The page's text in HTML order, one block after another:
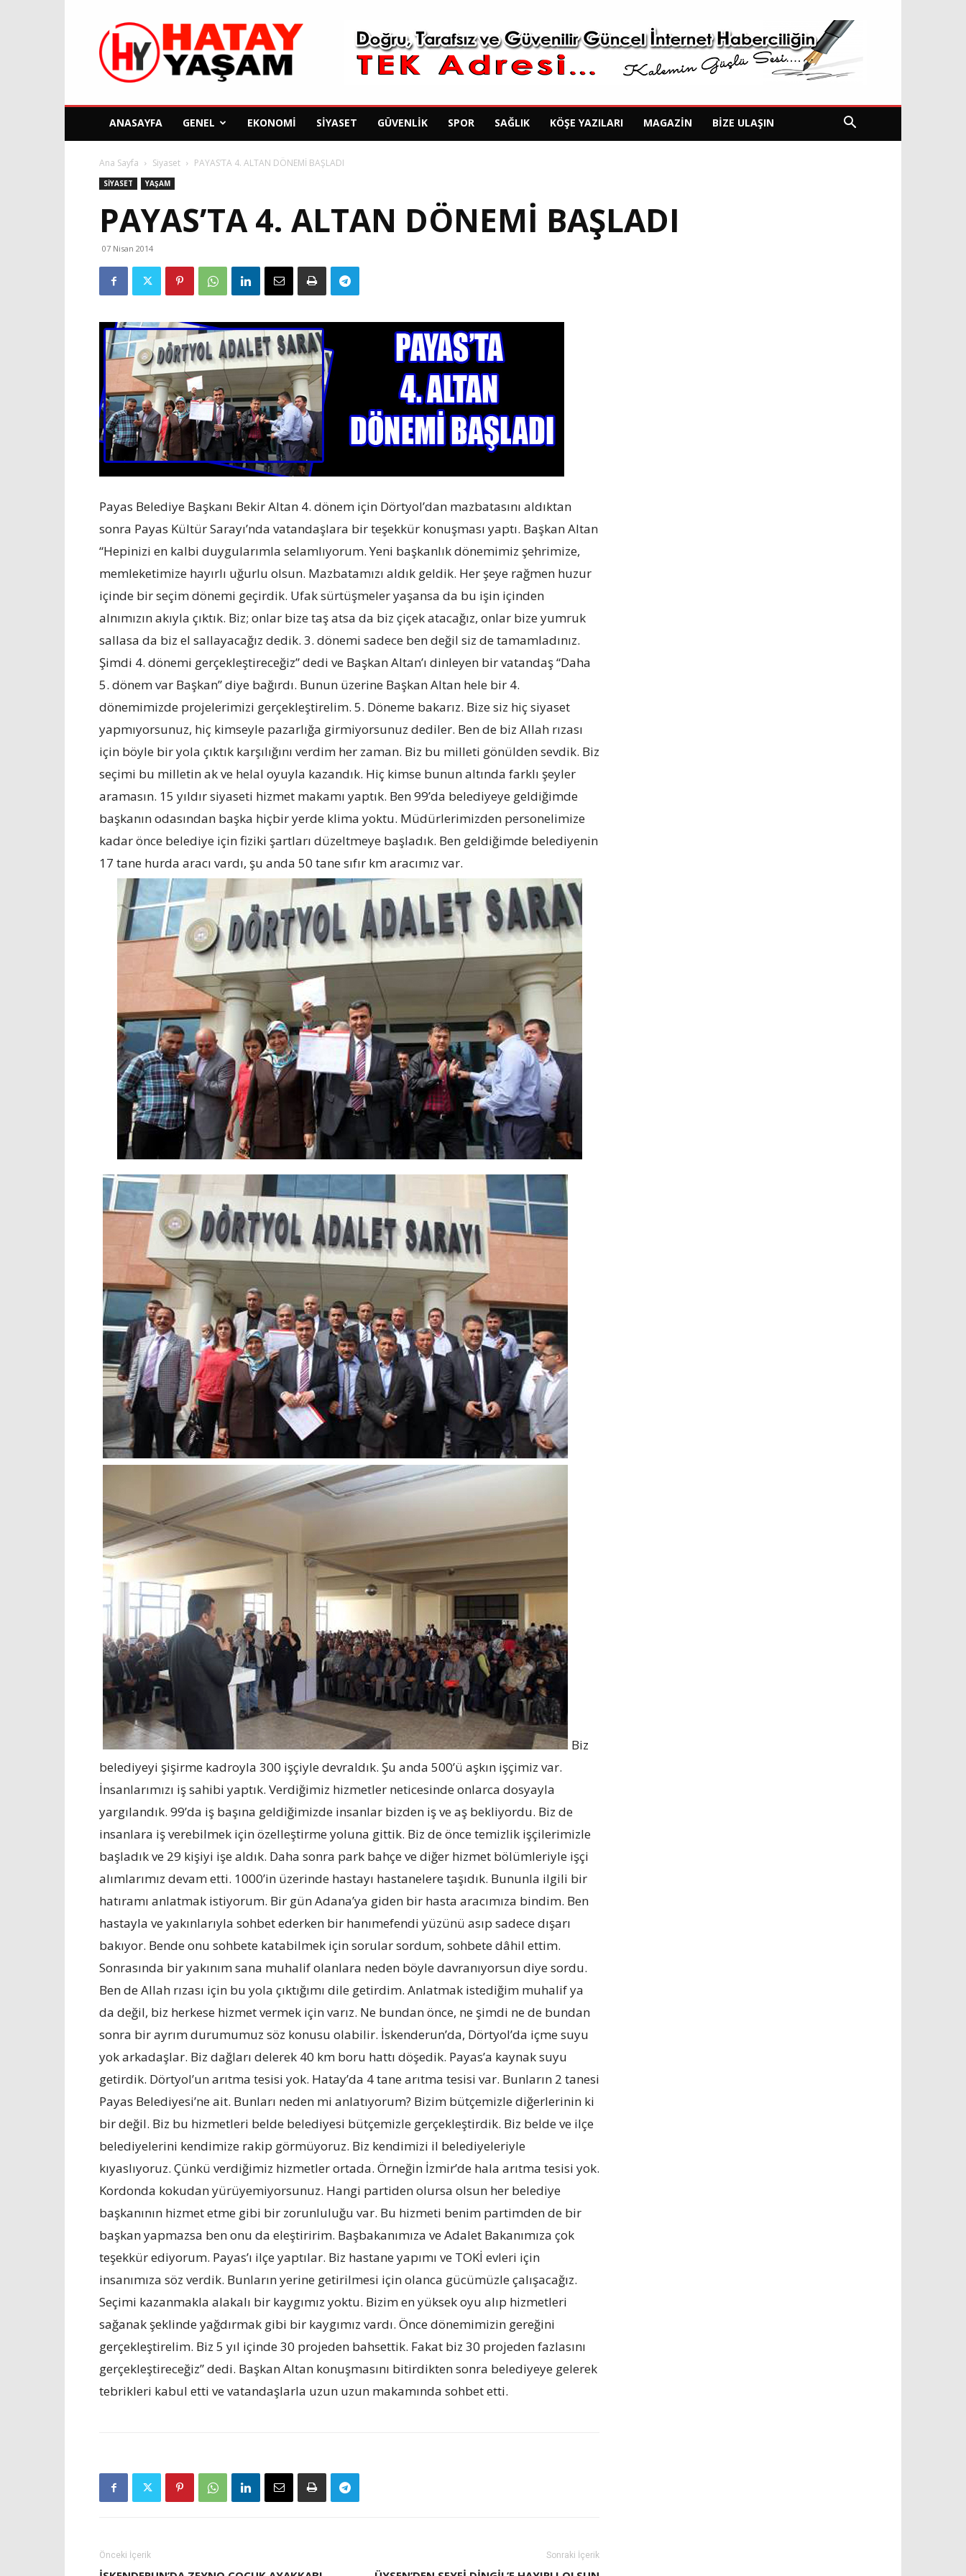
Hatay
Yaşam
Gazetesi
ANASAYFA GENEL EKONOMI SIYASET GÜVENLIK SPOR SAĞLIK KÖŞE YAZILARI MAGAZIN BIZE ULAŞIN
Ana Sayfa Siyaset PAYAS’TA 4. ALTAN DÖNEMİ BAŞLADI
SIYASET YAŞAM
PAYAS’TA 4. ALTAN DÖNEMİ BAŞLADI
07 Nisan 2014
Payas Belediye Başkanı Bekir Altan 4. dönem için Dörtyol’dan mazbatasını aldıktan
sonra Payas Kültür Sarayı’nda vatandaşlara bir teşekkür konuşması yaptı. Başkan Altan
“Hepinizi en kalbi duygularımla selamlıyorum. Yeni başkanlık dönemimiz şehrimize,
memleketimize hayırlı uğurlu olsun. Mazbatamızı aldık geldik. Her şeye rağmen huzur
içinde bir seçim dönemi geçirdik. Ufak sürtüşmeler yaşansa da bu işin içinden
alnımızın akıyla çıktık. Biz; onlar bize taş atsa da biz çiçek atacağız, onlar bize yumruk
sallasa da biz el sallayacağız dedik. 3. dönemi sadece ben değil siz de tamamladınız.
Şimdi 4. dönemi gerçekleştireceğiz” dedi ve Başkan Altan’ı dinleyen bir vatandaş “Daha
5. dönem var Başkan” diye bağırdı. Bunun üzerine Başkan Altan hele bir 4.
dönemimizde projelerimizi gerçekleştirelim. 5. Döneme bakarız. Bize siz hiç siyaset
yapmıyorsunuz, hiç kimseyle pazarlığa girmiyorsunuz dediler. Ben de biz Allah rızası
için böyle bir yola çıktık karşılığını verdim her zaman. Biz bu milleti gönülden sevdik. Biz
seçimi bu milletin ak ve helal oyuyla kazandık. Hiç kimse bunun altında farklı şeyler
aramasın. 15 yıldır siyaseti hizmet makamı yaptık. Ben 99’da belediyeye geldiğimde
başkanın odasından başka hiçbir yerde klima yoktu. Müdürlerimizden personelimize
kadar önce belediye için fiziki şartları düzeltmeye başladık. Ben geldiğimde belediyenin
17 tane hurda aracı vardı, şu anda 50 tane sıfır km aracımız var.
Biz
belediyeyi şişirme kadroyla 300 işçiyle devraldık. Şu anda 500’ü aşkın işçimiz var.
İnsanlarımızı iş sahibi yaptık. Verdiğimiz hizmetler neticesinde onlarca dosyayla
yargılandık. 99’da iş başına geldiğimizde insanlar bizden iş ve aş bekliyordu. Biz de
insanlara iş verebilmek için özelleştirme yoluna gittik. Biz de önce temizlik işçilerimizle
başladık ve 29 kişiyi işe aldık. Daha sonra park bahçe ve diğer hizmet bölümleriyle işçi
alımlarımız devam etti. 1000’in üzerinde hastayı hastanelere taşıdık. Bununla ilgili bir
hatıramı anlatmak istiyorum. Bir gün Adana’ya giden bir hasta aracımıza bindim. Ben
hastayla ve yakınlarıyla sohbet ederken bir hanımefendi yüzünü asıp sadece dışarı
bakıyor. Bende onu sohbete katabilmek için sorular sordum, sohbete dâhil ettim.
Sonrasında bir yakınım sana muhalif olanlara neden böyle davranıyorsun diye sordu.
Ben de Allah rızası için bu yola çıktığımı dile getirdim. Anlatmak istediğim muhalif ya
da değil, biz herkese hizmet vermek için varız. Ne bundan önce, ne şimdi ne de bundan
sonra bir ayrım durumumuz söz konusu olabilir. İskenderun’da, Dörtyol’da içme suyu
yok arkadaşlar. Biz dağları delerek 40 km boru hattı döşedik. Payas’a kaynak suyu
getirdik. Dörtyol’un arıtma tesisi yok. Hatay’da 4 tane arıtma tesisi var. Bunların 2 tanesi
Payas Belediyesi’ne ait. Bunları neden mi anlatıyorum? Bizim bütçemizle diğerlerinin ki
bir değil. Biz bu hizmetleri belde belediyesi bütçemizle gerçekleştirdik. Biz belde ve ilçe
belediyelerini kendimize rakip görmüyoruz. Biz kendimizi il belediyeleriyle
kıyaslıyoruz. Çünkü verdiğimiz hizmetler ortada. Örneğin İzmir’de hala arıtma tesisi yok.
Kordonda kokudan yürüyemiyorsunuz. Hangi partiden olursa olsun her belediye
başkanının hizmet etme gibi bir zorunluluğu var. Bu hizmeti benim partimden de bir
başkan yapmazsa ben onu da eleştiririm. Başbakanımıza ve Adalet Bakanımıza çok
teşekkür ediyorum. Payas’ı ilçe yaptılar. Biz hastane yapımı ve TOKİ evleri için
insanımıza söz verdik. Bunların yerine getirilmesi için olanca gücümüzle çalışacağız.
Seçimi kazanmakla alakalı bir kaygımız yoktu. Bizim en yüksek oyu alıp hizmetleri
sağanak şeklinde yağdırmak gibi bir kaygımız vardı. Önce dönemimizin gereğini
gerçekleştirelim. Biz 5 yıl içinde 30 projeden bahsettik. Fakat biz 30 projeden fazlasını
gerçekleştireceğiz” dedi. Başkan Altan konuşmasını bitirdikten sonra belediyeye gelerek
tebrikleri kabul etti ve vatandaşlarla uzun uzun makamında sohbet etti.
Önceki İçerik Sonraki İçerik